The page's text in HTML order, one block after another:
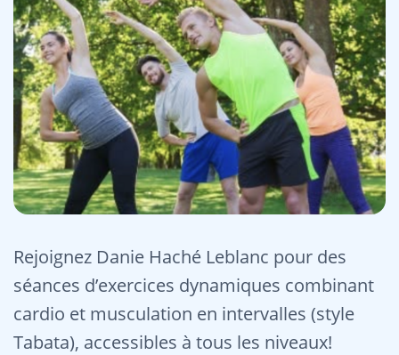
Rejoignez Danie Haché Leblanc pour des
séances d’exercices dynamiques combinant
cardio et musculation en intervalles (style
Tabata), accessibles à tous les niveaux!